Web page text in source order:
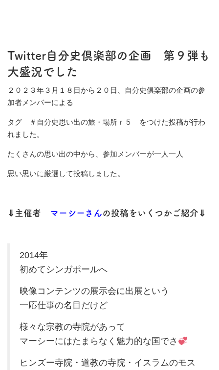
Twitter自分史倶楽部の企画 第９弾も
大盛況でした
２０２３年３月１８日から２０日、自分史俱楽部の企画の参
加者メンバーによる
タグ ＃自分史思い出の旅・場所ｒ５ をつけた投稿が行わ
れました。
たくさんの思い出の中から、参加メンバーが一人一人
思い思いに厳選して投稿しました。
⇓主催者 マーシーさんの投稿をいくつかご紹介⇓
2014年
初めてシンガポールへ
映像コンテンツの展示会に出展という
一応仕事の名目だけど
様々な宗教の寺院があって
マーシーにはたまらなく魅力的な国でさ
ヒンズー寺院・道教の寺院・イスラムのモス